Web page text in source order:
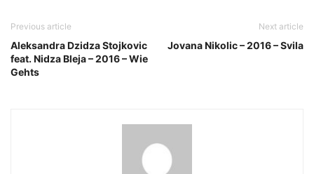
Previous article
Aleksandra Dzidza Stojkovic
feat. Nidza Bleja – 2016 – Wie
Gehts
Next article
Jovana Nikolic – 2016 – Svila